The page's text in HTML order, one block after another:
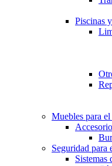
Piscinas
Muebles para
Seguridad para
Sistemas